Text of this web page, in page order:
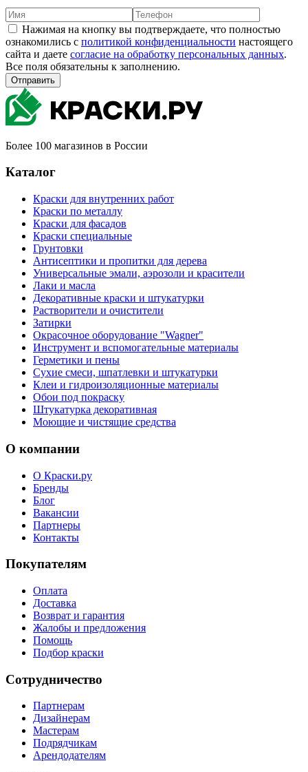
Нажимая на кнопку вы подтверждаете, что полностью
ознакомились с политикой конфиденциальности настоящего
сайта и даете согласие на обработку персональных данных.
Все поля обязательны к заполнению.
Отправить
Более 100 магазинов в России
Каталог
Краски для внутренних работ
Краски по металлу
Краски для фасадов
Краски специальные
Грунтовки
Антисептики и пропитки для дерева
Универсальные эмали, аэрозоли и красители
Лаки и масла
Декоративные краски и штукатурки
Растворители и очистители
Затирки
Окрасочное оборудование "Wagner"
Инструмент и вспомогательные материалы
Герметики и пены
Сухие смеси, шпатлевки и штукатурки
Клеи и гидроизоляционные материалы
Обои под покраску
Штукатурка декоративная
Моющие и чистящие средства
О компании
О Краски.ру
Бренды
Блог
Вакансии
Партнеры
Контакты
Покупателям
Оплата
Доставка
Возврат и гарантия
Жалобы и предложения
Помощь
Подбор краски
Сотрудничество
Партнерам
Дизайнерам
Мастерам
Подрядчикам
Арендодателям